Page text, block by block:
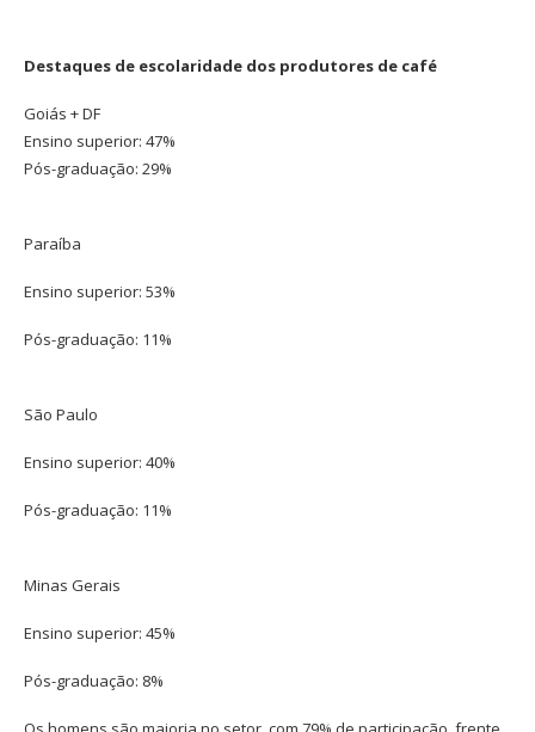
Destaques de escolaridade dos produtores de café
Goiás + DF
Ensino superior: 47%
Pós-graduação: 29%
Paraíba
Ensino superior: 53%
Pós-graduação: 11%
São Paulo
Ensino superior: 40%
Pós-graduação: 11%
Minas Gerais
Ensino superior: 45%
Pós-graduação: 8%